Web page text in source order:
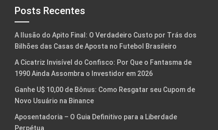
Posts Recentes
A Ilusão do Apito Final: O Verdadeiro Custo por Trás dos
Bilhões das Casas de Aposta no Futebol Brasileiro
A Cicatriz Invisível do Confisco: Por Que o Fantasma de
1990 Ainda Assombra o Investidor em 2026
Ganhe U$ 10,00 de Bônus: Como Resgatar seu Cupom de
Novo Usuário na Binance
Aposentadoria – O Guia Definitivo para a Liberdade
Perpétua